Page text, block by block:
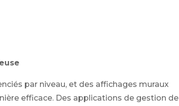
par niveau, et des affichages muraux
efficace. Des applications de gestion de